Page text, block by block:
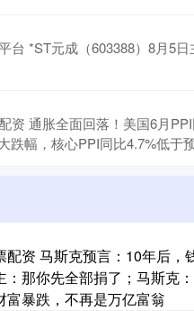
台 *ST元成（603388）8月5
资 通胀全面回落！美国6月
跌幅，核心PPI同比4.7%低于
配资 马斯克预言：10年后，
：那你先全部捐了；马斯克
富暴跌，不再是万亿富翁